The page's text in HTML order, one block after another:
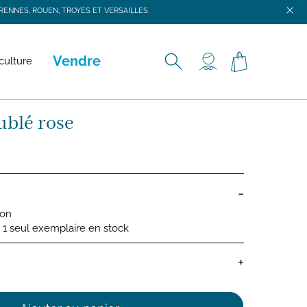
ROUEN, TROYES ET VERSAILLES.
Vendre
rose
-
seul exemplaire en stock
+